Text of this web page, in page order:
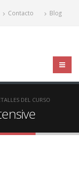
Contacto Blog
DEL CURSO